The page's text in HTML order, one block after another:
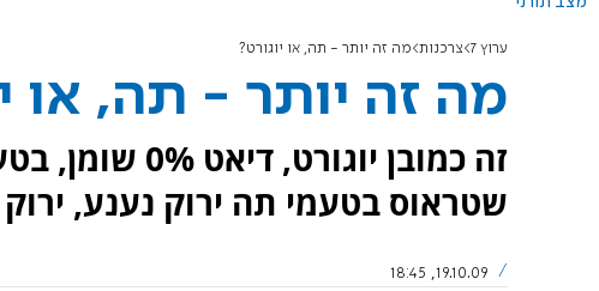
ערוץ 7 צרכנות מה זה יותר - תה, או יוגורט?
מה זה יותר - תה, או
זה כמובן
שטראוס בטעמי תה ירוק נענע, ירוק
19.10.09, 18:45